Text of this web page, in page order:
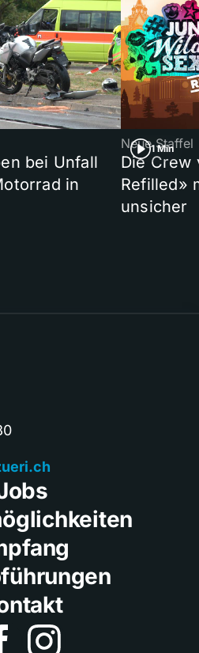
bei Unfall
in
1 Min
Neue Staffel
Die Crew
Refilled»
unsicher